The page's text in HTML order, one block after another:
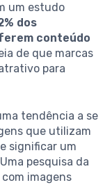
um estudo
dos
conteúdo
de que marcas
para
tendência a se
que utilizam
significar um
pesquisa da
imagens